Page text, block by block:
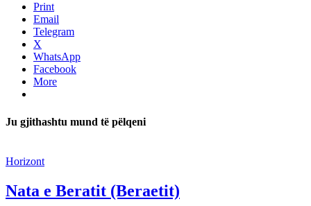
Print
Email
Telegram
X
WhatsApp
Facebook
More
Ju gjithashtu mund të pëlqeni
Horizont
Nata e Beratit (Beraetit)